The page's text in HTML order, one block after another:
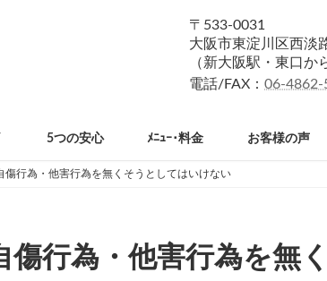
〒533-0031
大阪市東淀川区西淡
（新大阪駅・東口か
電話/FAX： 06-4862-
5つの安心 ﾒﾆｭｰ･料金 お客様の声
傷行為・他害行為を無くそうとしてはいけない
傷行為・他害行為を無